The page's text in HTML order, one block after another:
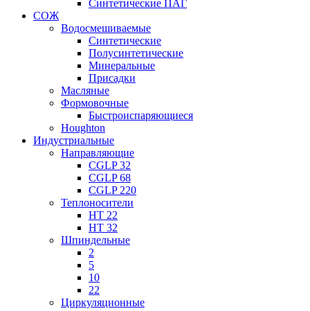
Синтетические ПАГ
СОЖ
Водосмешиваемые
Синтетические
Полусинтетические
Минеральные
Присадки
Масляные
Формовочные
Быстроиспаряющиеся
Houghton
Индустриальные
Направляющие
CGLP 32
CGLP 68
CGLP 220
Теплоносители
HT 22
HT 32
Шпиндельные
2
5
10
22
Циркуляционные